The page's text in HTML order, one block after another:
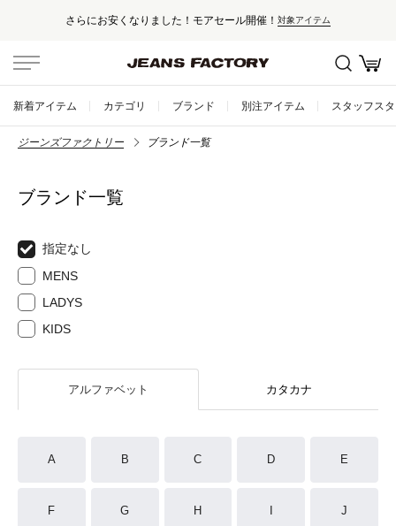
セール対象外アイテムは10%ポイン
新着アイテム カテゴリ ブランド 別注アイテム スタッフス
ジーンズファクトリー ブランド一覧
ブランド一覧
指定なし
MENS
LADYS
KIDS
アルファベット カタカナ
A B C D E
F G H J